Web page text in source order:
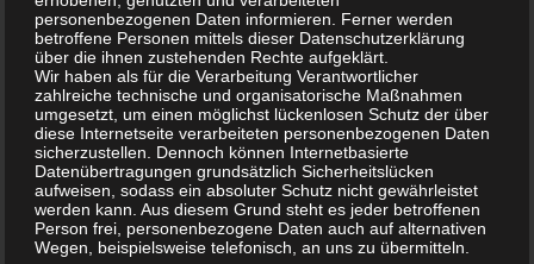
Und was hat Oxidation eigentlich mit Desinfektion zu tun?
Eine von mehreren Definitionen für Oxidation beschreibt
eine chemische Reaktion zwischen einem Element oder
einer chemischen Verbindung mit dem Element
Sauerstoff. So kann sich beispielsweise aus dem
Element Eisen die chemische Verbindung Eisenoxid
bilden. Dabei werden dem Eisen Elektronen entzogen,
die das Element Sauerstoff übernimmt. Das Eisen wird
personenbezogenen Daten informieren. Ferner werden
betroffene Personen mittels dieser Datenschutzerklärung
über die ihnen zustehenden Rechte aufgeklärt.
Wir haben als für die Verarbeitung Verantwortlicher
zahlreiche technische und organisatorische Maßnahmen
umgesetzt, um einen möglichst lückenlosen Schutz der über
diese Internetseite verarbeiteten personenbezogenen Daten
sicherzustellen. Dennoch können Internetbasierte
Datenübertragungen grundsätzlich Sicherheitslücken
aufweisen, sodass ein absoluter Schutz nicht gewährleistet
werden kann. Aus diesem Grund steht es jeder betroffenen
Person frei, personenbezogene Daten auch auf alternativen
Wegen, beispielsweise telefonisch, an uns zu übermitteln.